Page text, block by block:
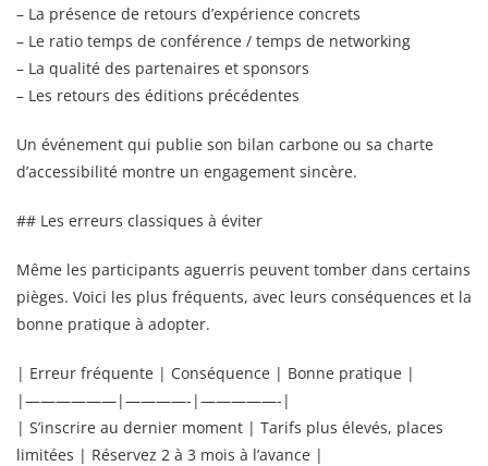
– La présence de retours d’expérience concrets
– Le ratio temps de conférence / temps de networking
– La qualité des partenaires et sponsors
– Les retours des éditions précédentes
Un événement qui publie son bilan carbone ou sa charte
d’accessibilité montre un engagement sincère.
## Les erreurs classiques à éviter
Même les participants aguerris peuvent tomber dans certains
pièges. Voici les plus fréquents, avec leurs conséquences et la
bonne pratique à adopter.
| Erreur fréquente | Conséquence | Bonne pratique |
|——————|————-|—————-|
| S’inscrire au dernier moment | Tarifs plus élevés, places
limitées | Réservez 2 à 3 mois à l’avance |